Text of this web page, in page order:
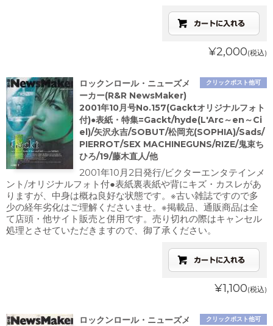
¥2,000(税込)
クリックポスト他可
ロックンロール・ニューズメ
ーカー(R&R NewsMaker)
2001年10月号No.157(Gacktオリジナルフォト
付)●表紙・特集=Gackt/hyde(L'Arc～en～Ci
el)/矢沢永吉/SOBUT/松岡充(SOPHIA)/Sads/
PIERROT/SEX MACHINEGUNS/RIZE/鬼束ち
ひろ/19/藤木直人/他
2001年10月2日発行/ビクターエンタテインメ
ント/オリジナルフォト付●表紙裏表紙や背にキズ・カスレがあ
りますが、中身は概ね良好な状態です。※古い雑誌ですので多
少の経年劣化はご理解くださいませ。※掲載品、通販商品は全
て店頭・他サイト販売と併用です。売り切れの際はキャンセル
処理とさせていただきますので、御了承ください。
¥1,100(税込)
クリックポスト他可
ロックンロール・ニューズメ